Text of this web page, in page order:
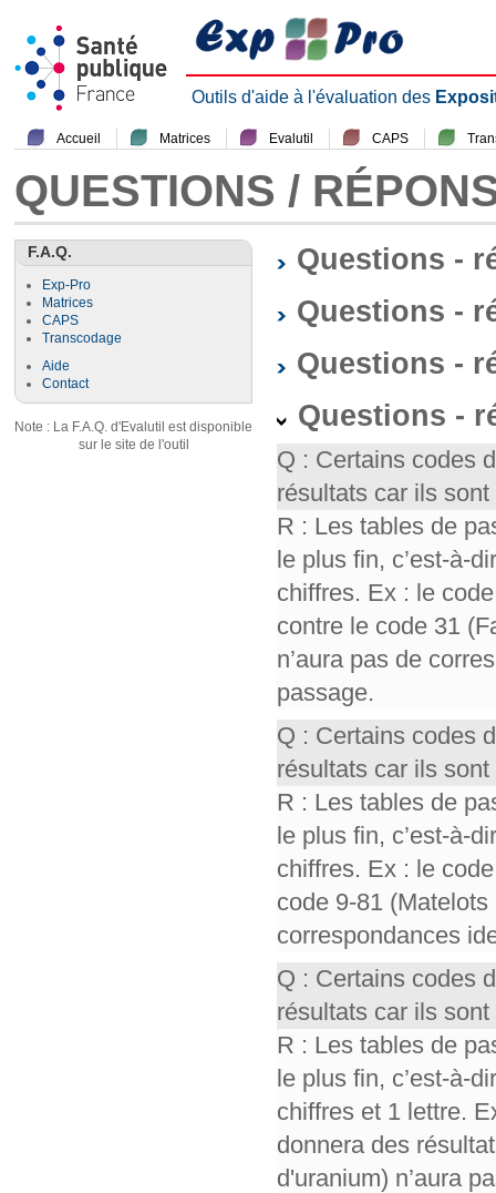
Outils d'aide à l'évaluation des
Accueil Matrices Evalutil CAPS
QUESTIONS /
F.A.Q.
Exp-Pro
Matrices
CAPS
Transcodage
Aide
Contact
Note : La F.A.Q. d'Evalutil est disponible
sur le site de l'outil
Questions -
Questions -
Questions -
Questions -
Q : Certains codes
résultats car ils
R : Les tables de
le plus fin, c’est-à-
chiffres. Ex : le
contre le code 31
n’aura pas de
passage.
Q : Certains codes
résultats car ils
R : Les tables de
le plus fin, c’est-à-
chiffres. Ex : le
code 9-81
correspondances
Q : Certains codes
résultats car ils
R : Les tables de
le plus fin, c’est-à-
chiffres et 1 lettre.
donnera des
d'uranium) n’aura